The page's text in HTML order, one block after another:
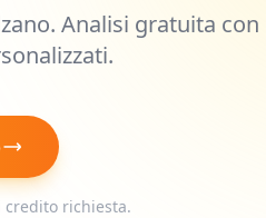
. Analisi gratuita con
credito richiesta.